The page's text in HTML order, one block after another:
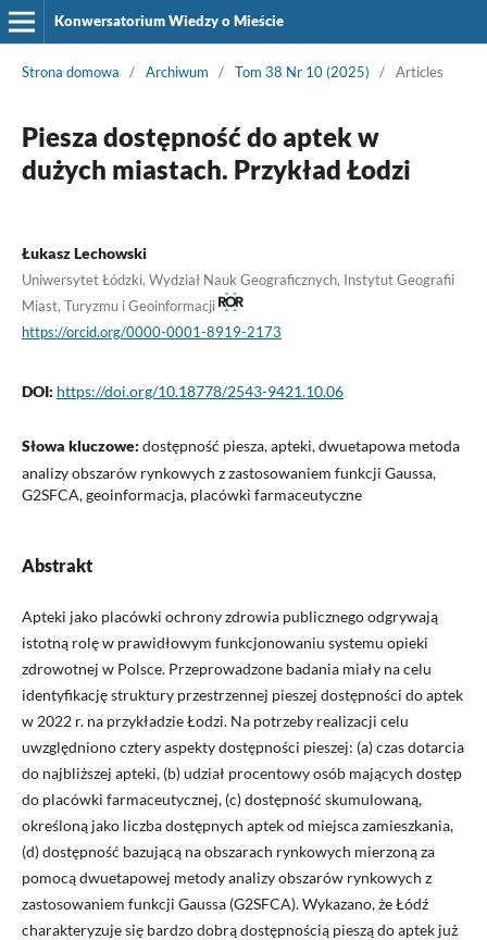
Konwersatorium Wiedzy o Mieście
Strona domowa / Archiwum / Tom 38 Nr 10 (2025) / Articles
Piesza dostępność do aptek w
dużych miastach. Przykład Łodzi
Łukasz Lechowski
Uniwersytet Łódzki, Wydział Nauk Geograficznych, Instytut Geografii
Miast, Turyzmu i Geoinformacji
https://orcid.org/0000-0001-8919-2173
DOI: https://doi.org/10.18778/2543-9421.10.06
Słowa kluczowe: dostępność piesza, apteki, dwuetapowa metoda
analizy obszarów rynkowych z zastosowaniem funkcji Gaussa,
G2SFCA, geoinformacja, placówki farmaceutyczne
Abstrakt
Apteki jako placówki ochrony zdrowia publicznego odgrywają
istotną rolę w prawidłowym funkcjonowaniu systemu opieki
zdrowotnej w Polsce. Przeprowadzone badania miały na celu
identyfikację struktury przestrzennej pieszej dostępności do aptek
w 2022 r. na przykładzie Łodzi. Na potrzeby realizacji celu
uwzględniono cztery aspekty dostępności pieszej: (a) czas dotarcia
do najbliższej apteki, (b) udział procentowy osób mających dostęp
do placówki farmaceutycznej, (c) dostępność skumulowaną,
określoną jako liczba dostępnych aptek od miejsca zamieszkania,
(d) dostępność bazującą na obszarach rynkowych mierzoną za
pomocą dwuetapowej metody analizy obszarów rynkowych z
zastosowaniem funkcji Gaussa (G2SFCA). Wykazano, że Łódź
charakteryzuje się bardzo dobrą dostępnością pieszą do aptek już